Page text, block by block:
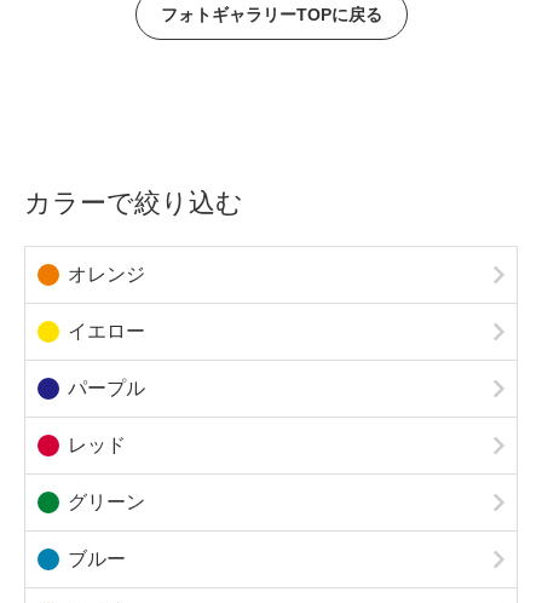
フォトギャラリーTOPに戻る
カラーで絞り込む
オレンジ
イエロー
パープル
レッド
グリーン
ブルー